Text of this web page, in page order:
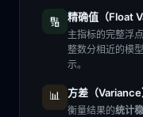
🔢 精确值（Float
主指标的完整浮
整数分相近的模
示。
📊 方差（Variance
衡量结果的统计